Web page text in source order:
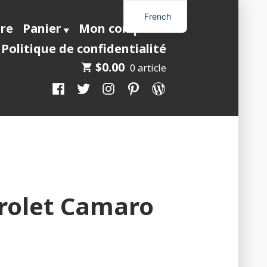
Panier
Mon compte
Politique de confidentialité
$0.00 0 article
Facebook
TwitterInstagram
PinterestWordPress
Camaro
French